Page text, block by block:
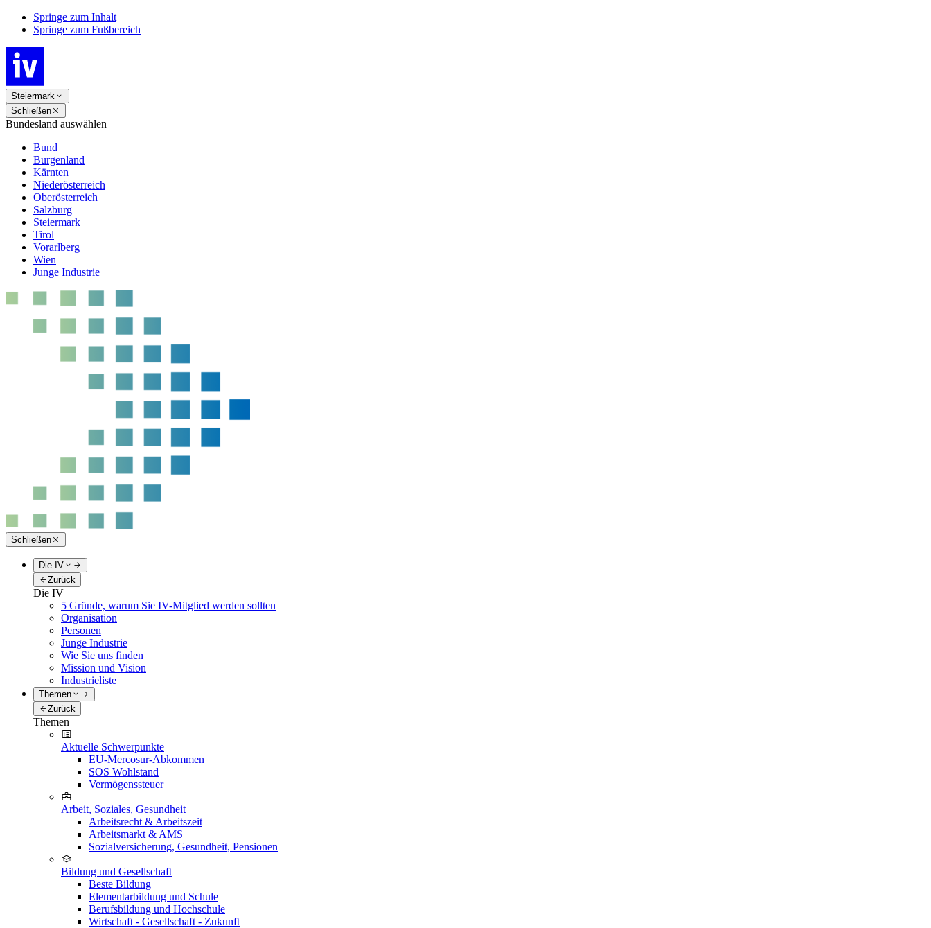
Springe zum Inhalt
Springe zum Fußbereich
Steiermark
Schließen
Bundesland auswählen
Bund
Burgenland
Kärnten
Niederösterreich
Oberösterreich
Salzburg
Steiermark
Tirol
Vorarlberg
Wien
Junge Industrie
Schließen
Die IV
Zurück
Die IV
5 Gründe, warum Sie IV-Mitglied werden sollten
Organisation
Personen
Junge Industrie
Wie Sie uns finden
Mission und Vision
Industrieliste
Themen
Zurück
Themen
Aktuelle Schwerpunkte
EU-Mercosur-Abkommen
SOS Wohlstand
Vermögenssteuer
Arbeit, Soziales, Gesundheit
Arbeitsrecht & Arbeitszeit
Arbeitsmarkt & AMS
Sozialversicherung, Gesundheit, Pensionen
Bildung und Gesellschaft
Beste Bildung
Elementarbildung und Schule
Berufsbildung und Hochschule
Wirtschaft - Gesellschaft - Zukunft